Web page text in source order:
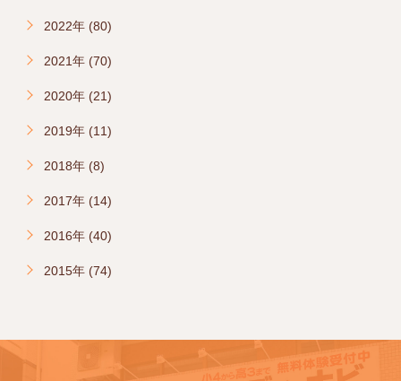
2022年 (80)
2021年 (70)
2020年 (21)
2019年 (11)
2018年 (8)
2017年 (14)
2016年 (40)
2015年 (74)